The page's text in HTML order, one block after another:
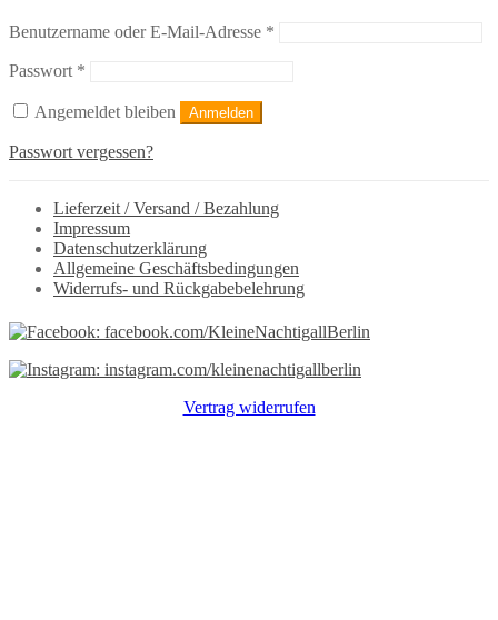
Benutzername oder E-Mail-Adresse *
Passwort *
Angemeldet bleiben Anmelden
Passwort vergessen?
Lieferzeit / Versand / Bezahlung
Impressum
Datenschutzerklärung
Allgemeine Geschäftsbedingungen
Widerrufs- und Rückgabebelehrung
facebook.com/KleineNachtigallBerlin
instagram.com/kleinenachtigallberlin
Vertrag widerrufen